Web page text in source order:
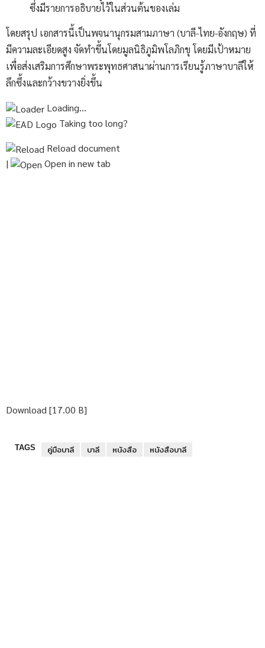
ซึ่งมีรายการอธิบายไว้ในส่วนต้นของเล่ม
โดยสรุป เอกสารนี้เป็นพจนานุกรมสามภาษา (บาลี-ไทย-อังกฤษ) ที่
มีความละเอียดสูง จัดทำขึ้นโดยมูลนิธิภูมิพโลภิกขุ โดยมีเป้าหมาย
เพื่อส่งเสริมการศึกษาพระพุทธศาสนาผ่านการเรียนรู้ภาษาบาลีให้
ลึกซึ้งและกว้างขวางยิ่งขึ้น
Loading…
Taking too long?
Reload document
|
Open in new tab
Download [17.00 B]
TAGS คู่มือบาลี บาลี หนังสือ หนังสือบาลี